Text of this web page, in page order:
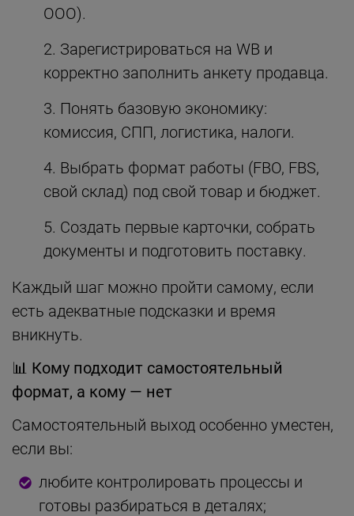
ООО).
Зарегистрироваться на WB и
корректно заполнить анкету продавца.
Понять базовую экономику:
комиссия, СПП, логистика, налоги.
Выбрать формат работы (FBO, FBS,
свой склад) под свой товар и бюджет.
Создать первые карточки, собрать
документы и подготовить поставку.
Каждый шаг можно пройти самому, если
есть адекватные подсказки и время
вникнуть.
📊 Кому подходит самостоятельный
формат, а кому — нет
Самостоятельный выход особенно уместен,
если вы:
любите контролировать процессы и
готовы разбираться в деталях;